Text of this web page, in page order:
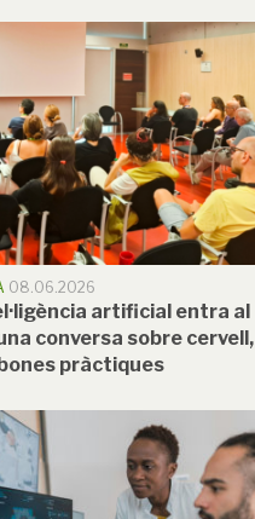
08.06.2026
artificial entra al
conversa sobre cervell,
pràctiques